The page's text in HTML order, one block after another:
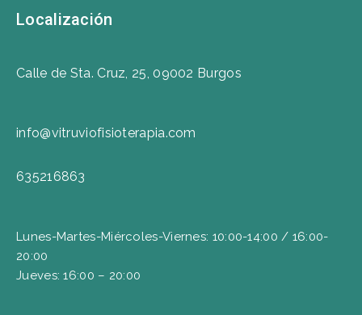
Localización
Calle de Sta. Cruz, 25, 09002 Burgos
info@vitruviofisioterapia.com
635216863
Lunes-Martes-Miércoles-Viernes: 10:00-14:00 / 16:00-
20:00
Jueves: 16:00 – 20:00